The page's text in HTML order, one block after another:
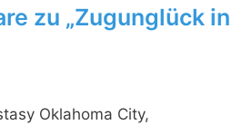
zu „Zugunglück in
Oklahoma City,